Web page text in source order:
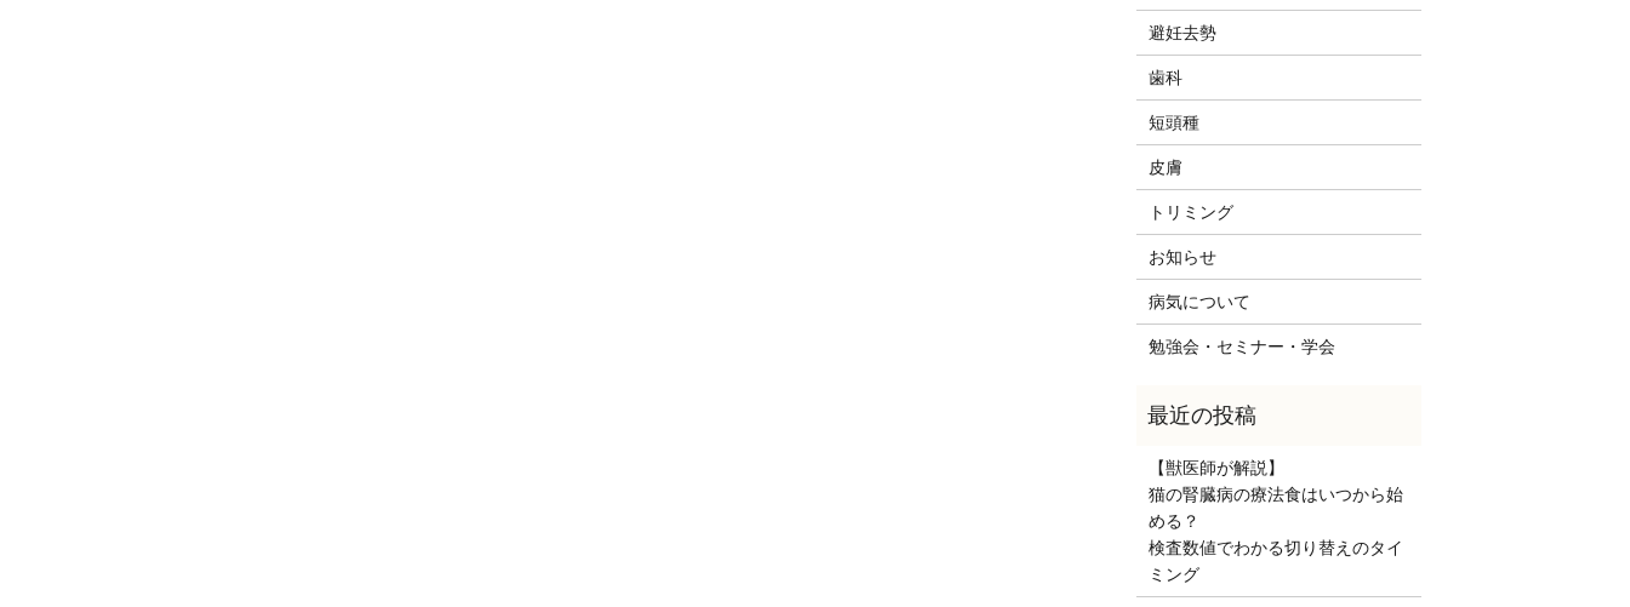
避妊去勢
歯科
短頭種
皮膚
トリミング
お知らせ
病気について
勉強会・セミナー・学会
【獣医師が解説】
猫の腎臓病の療法食はいつから始
める？
検査数値でわかる切り替えのタイ
ミング